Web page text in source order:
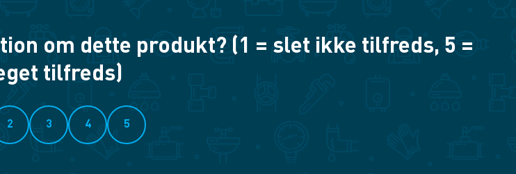
om dette produkt? (1 = slet ikke tilfreds, 5 =
tilfreds)
2 3 4 5